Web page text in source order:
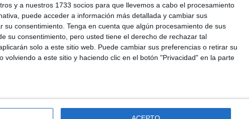
y a nuestros 1733 socios para que llevemos a cabo el procesamiento
puede acceder a información más detallada y cambiar sus
su consentimiento. Tenga en cuenta que algún procesamiento de sus
su consentimiento, pero usted tiene el derecho de rechazar tal
solo a este sitio web. Puede cambiar sus preferencias o retirar su
volviendo a este sitio y haciendo clic en el botón "Privacidad" en la parte
LO MÁS